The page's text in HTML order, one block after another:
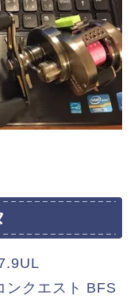
ンクエスト BFS